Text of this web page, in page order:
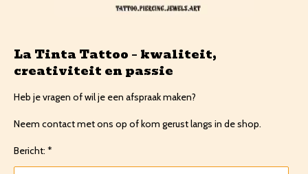
La Tinta Tattoo – kwaliteit,
creativiteit en passie
Heb je vragen of wil je een afspraak maken?
Neem contact met ons op of kom gerust langs in de shop.
Bericht: *